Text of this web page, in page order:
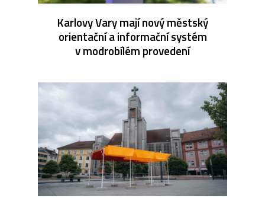
Karlovy Vary mají nový městský
orientační a informační systém
v modrobílém provedení